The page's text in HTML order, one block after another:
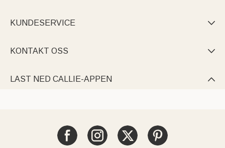
KUNDESERVICE 
KONTAKT OSS 
LAST NED CALLIE-APPEN 